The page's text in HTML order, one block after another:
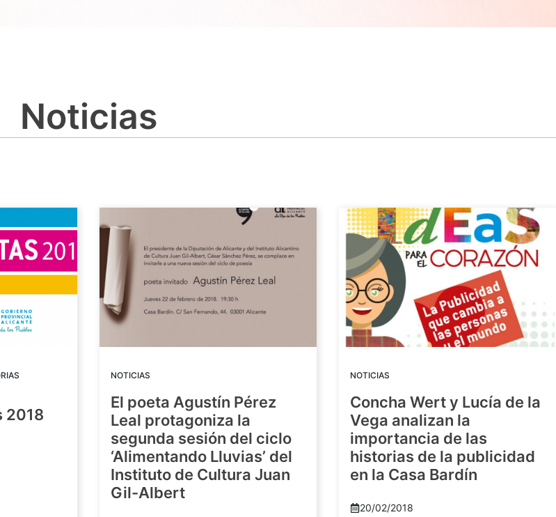
Noticias
2018
NOTICIAS
El poeta Agustín Pérez
Leal protagoniza la
segunda sesión del ciclo
‘Alimentando Lluvias’ del
Instituto de Cultura Juan
Gil-Albert
NOTICIAS
Concha Wert y Lucía de la
Vega analizan la
importancia de las
historias de la publicidad
en la Casa Bardín
20/02/2018